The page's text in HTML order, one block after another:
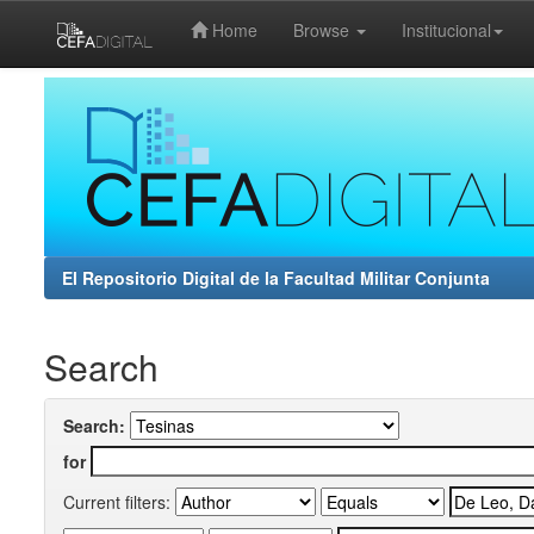
Home Browse Institucional
El Repositorio Digital de la Facultad Militar Conjunta
Search
Search:
for
Current filters: